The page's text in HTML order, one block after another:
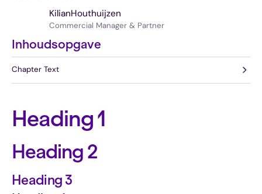
KilianHouthuijzen
Commercial Manager & Partner
Inhoudsopgave
Chapter Text
Heading 1
Heading 2
Heading 3